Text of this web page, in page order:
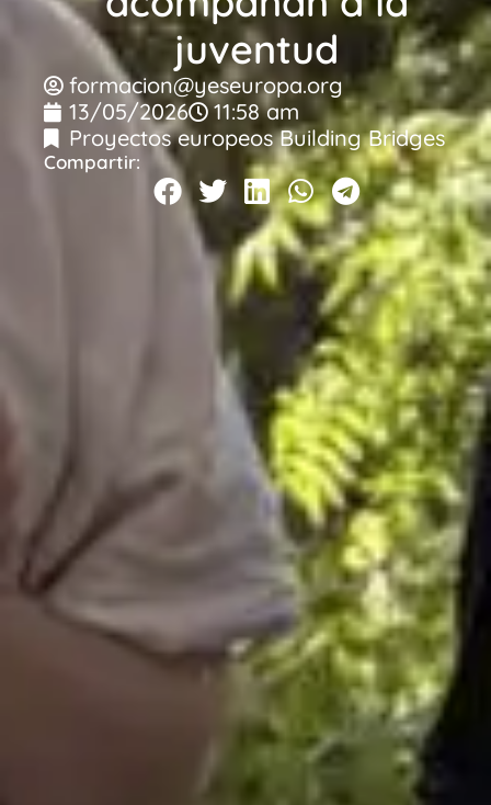
juventud
formacion@yeseuropa.org
13/05/2026
11:58 am
Proyectos europeos Building Bridges
Compartir: